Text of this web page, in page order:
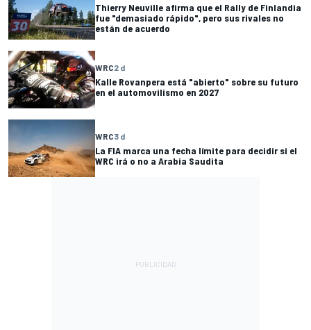
Thierry Neuville afirma que el Rally de Finlandia
fue "demasiado rápido", pero sus rivales no
están de acuerdo
WRC2 d
Kalle Rovanpera está "abierto" sobre su futuro
en el automovilismo en 2027
WRC3 d
La FIA marca una fecha límite para decidir si el
WRC irá o no a Arabia Saudita